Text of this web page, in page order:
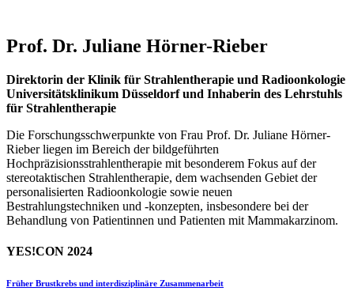
Prof. Dr. Juliane Hörner-Rieber
Direktorin der Klinik für Strahlentherapie und Radioonkologie
Universitätsklinikum Düsseldorf und Inhaberin des Lehrstuhls
für Strahlentherapie
Die Forschungsschwerpunkte von Frau Prof. Dr. Juliane Hörner-
Rieber liegen im Bereich der bildgeführten
Hochpräzisionsstrahlentherapie mit besonderem Fokus auf der
stereotaktischen Strahlentherapie, dem wachsenden Gebiet der
personalisierten Radioonkologie sowie neuen
Bestrahlungstechniken und -konzepten, insbesondere bei der
Behandlung von Patientinnen und Patienten mit Mammakarzinom.
YES!CON 2024
Früher Brustkrebs und interdisziplinäre Zusammenarbeit